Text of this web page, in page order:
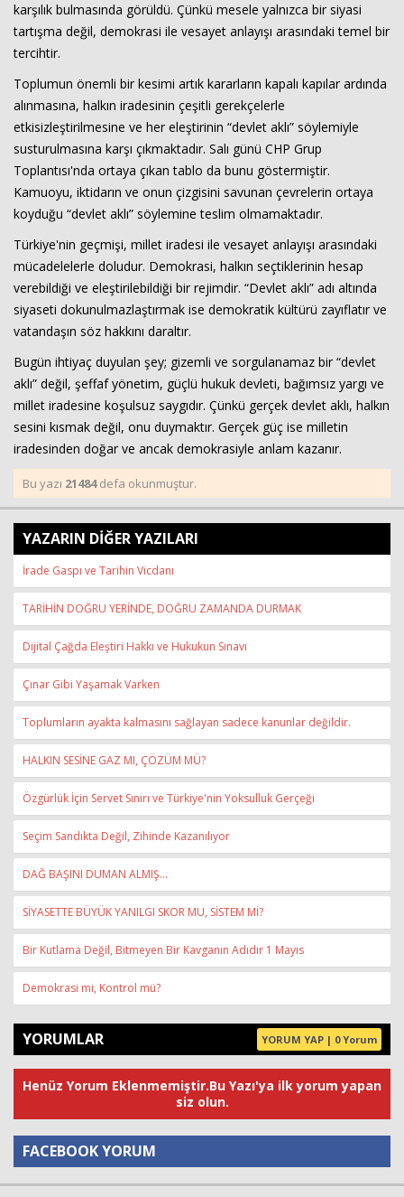
karşılık bulmasında görüldü. Çünkü mesele yalnızca bir siyasi
tartışma değil, demokrasi ile vesayet anlayışı arasındaki temel bir
tercihtir.
Toplumun önemli bir kesimi artık kararların kapalı kapılar ardında
alınmasına, halkın iradesinin çeşitli gerekçelerle
etkisizleştirilmesine ve her eleştirinin “devlet aklı” söylemiyle
susturulmasına karşı çıkmaktadır. Salı günü CHP Grup
Toplantısı'nda ortaya çıkan tablo da bunu göstermiştir.
Kamuoyu, iktidarın ve onun çizgisini savunan çevrelerin ortaya
koyduğu “devlet aklı” söylemine teslim olmamaktadır.
Türkiye'nin geçmişi, millet iradesi ile vesayet anlayışı arasındaki
mücadelelerle doludur. Demokrasi, halkın seçtiklerinin hesap
verebildiği ve eleştirilebildiği bir rejimdir. “Devlet aklı” adı altında
siyaseti dokunulmazlaştırmak ise demokratik kültürü zayıflatır ve
vatandaşın söz hakkını daraltır.
Bugün ihtiyaç duyulan şey; gizemli ve sorgulanamaz bir “devlet
aklı” değil, şeffaf yönetim, güçlü hukuk devleti, bağımsız yargı ve
millet iradesine koşulsuz saygıdır. Çünkü gerçek devlet aklı, halkın
sesini kısmak değil, onu duymaktır. Gerçek güç ise milletin
iradesinden doğar ve ancak demokrasiyle anlam kazanır.
Bu yazı 21484defa okunmuştur.
YAZARIN DİĞER YAZILARI
İrade Gaspı ve Tarihin Vicdanı
TARİHİN DOĞRU YERİNDE, DOĞRU ZAMANDA DURMAK
Dijital Çağda Eleştiri Hakkı ve Hukukun Sınavı
Çınar Gibi Yaşamak Varken
Toplumların ayakta kalmasını sağlayan sadece kanunlar değildir.
HALKIN SESİNE GAZ MI, ÇÖZÜM MÜ?
Özgürlük İçin Servet Sınırı ve Türkiye'nin Yoksulluk Gerçeği
Seçim Sandıkta Değil, Zihinde Kazanılıyor
DAĞ BAŞINI DUMAN ALMIŞ…
SİYASETTE BÜYÜK YANILGI SKOR MU, SİSTEM Mİ?
Bir Kutlama Değil, Bitmeyen Bir Kavganın Adıdır 1 Mayıs
Demokrasi mi, Kontrol mü?
YORUMLAR YORUM YAP | 0 Yorum
Henüz Yorum Eklenmemiştir.Bu Yazı'ya ilk yorum yapan
siz olun.
FACEBOOK YORUM